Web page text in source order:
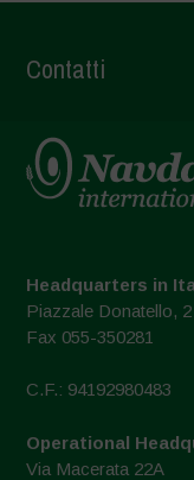
Contatti
Headquarters in
Piazzale Donatello,
Fax 055-350281
C.F.: 94192980483
Operational
Via Macerata 22A